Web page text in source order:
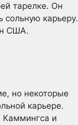
тарелке. Он
сольную карьеру.
США.
но некоторые
карьере.
Каммингса и